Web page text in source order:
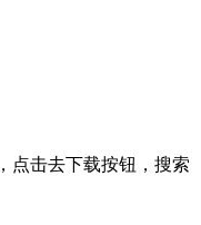
点击去下载按钮，搜索